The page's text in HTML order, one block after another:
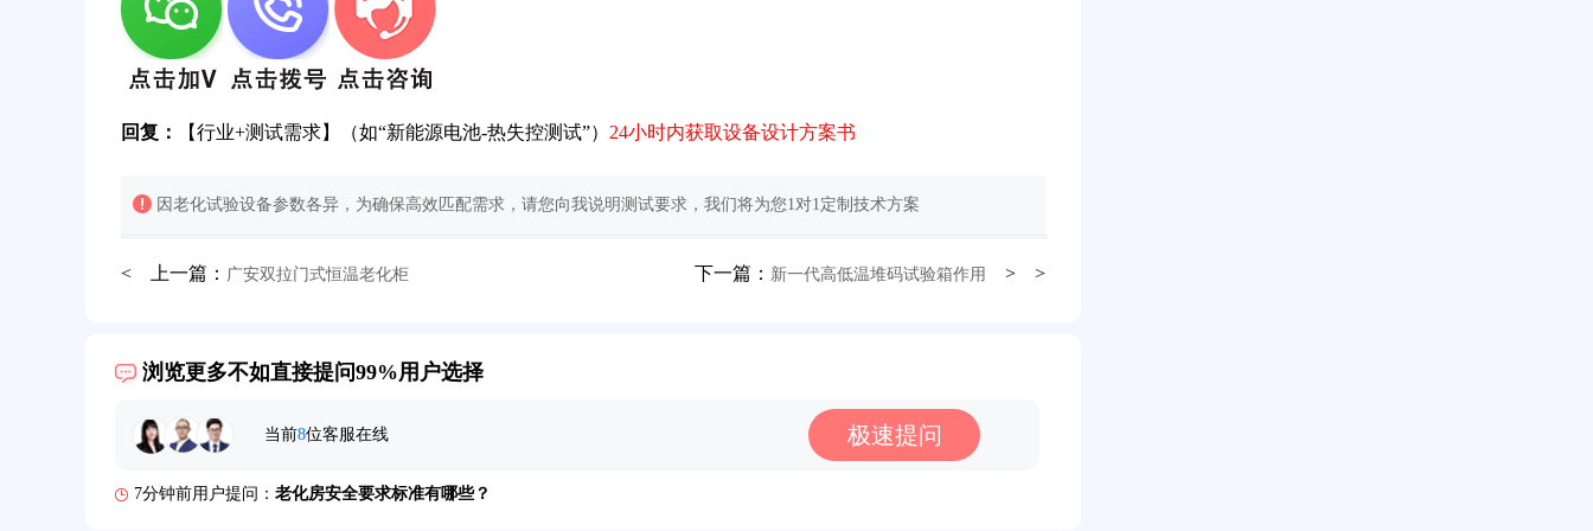
回复： 【行业+测试需求】（如“新能源电池-热失控测试”） 24小时内获取设备设计方案书
因老化试验设备参数各异，为确保高效匹配需求，请您向我说明测试要求，我们将为您1对1定制技术方案
< 上一篇： 广安双拉门式恒温老化柜 下一篇： 新一代高低温堆码试验箱作用 > >
浏览更多不如直接提问99%用户选择
当前8位客服在线 极速提问
7分钟前用户提问：
10分钟前用户提问：高温老化房一般温度多少？